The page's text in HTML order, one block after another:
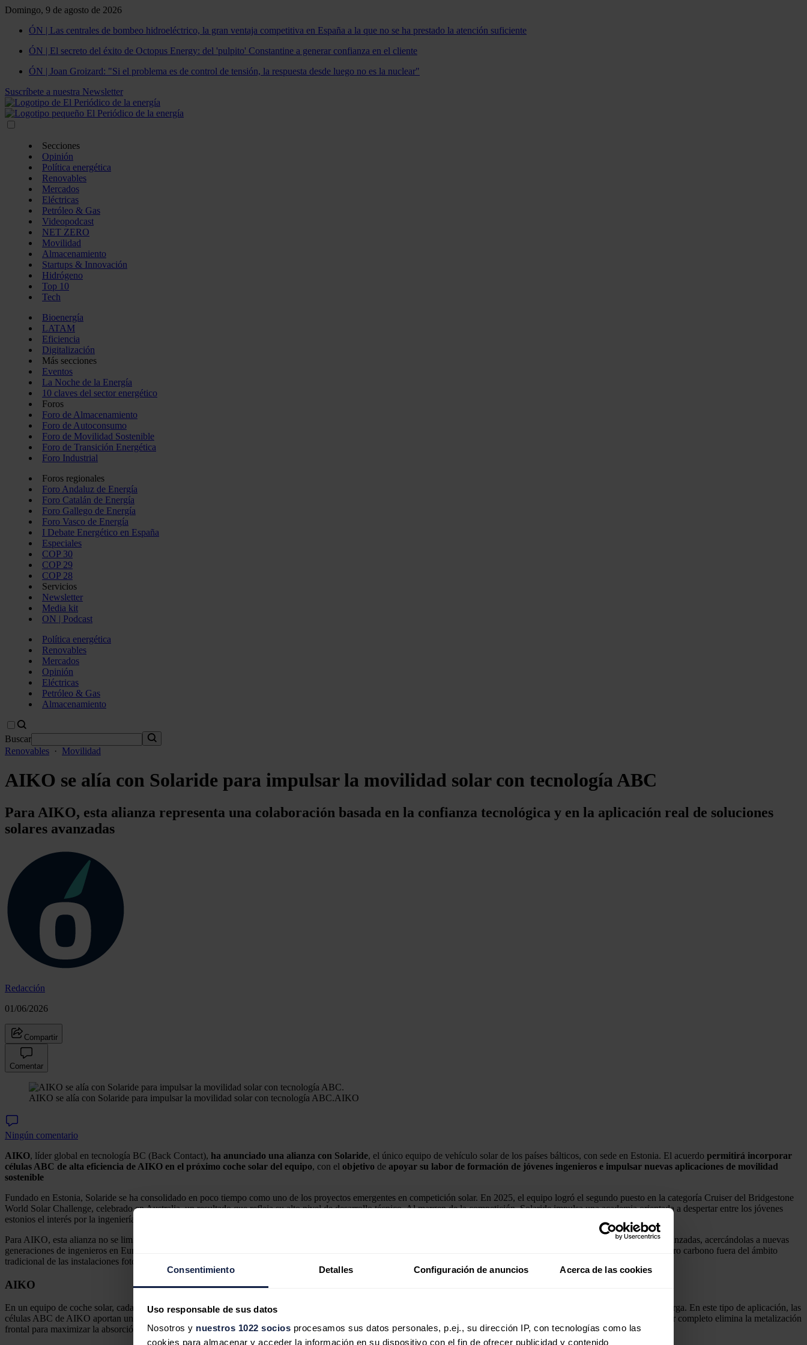
Consentimiento Detalles Configuración de anuncios Acerca de las cookies
Uso responsable de sus datos
Nosotros y nuestros 1022 socios procesamos sus datos personales, p.ej., su dirección IP, con tecnologías como las
cookies para almacenar y acceder la información en su dispositivo con el fin de ofrecer publicidad y contenido
Domingo, 9 de agosto de 2026
ÓN | Las centrales de bombeo hidroeléctrico, la gran ventaja competitiva en España a la que no se ha prestado la atención suficiente
ÓN | El secreto del éxito de Octopus Energy: del 'pulpito' Constantine a generar confianza en el cliente
ÓN | Joan Groizard: "Si el problema es de control de tensión, la respuesta desde luego no es la nuclear"
Suscríbete a nuestra Newsletter
Secciones
Opinión
Política energética
Renovables
Mercados
Eléctricas
Petróleo & Gas
Videopodcast
NET ZERO
Movilidad
Almacenamiento
Startups & Innovación
Hidrógeno
Top 10
Tech
Bioenergía
LATAM
Eficiencia
Digitalización
Más secciones
Eventos
La Noche de la Energía
10 claves del sector energético
Foros
Foro de Almacenamiento
Foro de Autoconsumo
Foro de Movilidad Sostenible
Foro de Transición Energética
Foro Industrial
Foros regionales
Foro Andaluz de Energía
Foro Catalán de Energía
Foro Gallego de Energía
Foro Vasco de Energía
I Debate Energético en España
Especiales
COP 30
COP 29
COP 28
Servicios
Newsletter
Media kit
ON | Podcast
Política energética
Renovables
Mercados
Opinión
Eléctricas
Petróleo & Gas
Almacenamiento
Buscar
Renovables · Movilidad
AIKO se alía con Solaride para impulsar la movilidad solar con tecnología ABC
Para AIKO, esta alianza representa una colaboración basada en la confianza tecnológica y en la aplicación real de soluciones
solares avanzadas
Redacción
01/06/2026
Compartir
Comentar
AIKO se alía con Solaride para impulsar la movilidad solar con tecnología ABC.AIKO
Ningún comentario
AIKO, líder global en tecnología BC (Back Contact), ha anunciado una alianza con Solaride, el único equipo de vehículo solar de los países bálticos, con sede en Estonia. El acuerdo permitirá incorporar
células ABC de alta eficiencia de AIKO en el próximo coche solar del equipo, con el objetivo de apoyar su labor de formación de jóvenes ingenieros e impulsar nuevas aplicaciones de movilidad
sostenible
Fundado en Estonia, Solaride se ha consolidado en poco tiempo como uno de los proyectos emergentes en competición solar. En 2025, el equipo logró el segundo puesto en la categoría Cruiser del Bridgestone
World Solar Challenge, celebrado en Australia, un resultado que refleja su alto nivel de desarrollo técnico. Al margen de la competición, Solaride impulsa una academia orientada a despertar entre los jóvenes
estonios el interés por la ingeniería y el emprendimiento.
Para AIKO, esta alianza no se limita al suministro de tecnología. Representa una colaboración basada en la confianza tecnológica y en la aplicación real de soluciones solares avanzadas, acercándolas a nuevas
generaciones de ingenieros en Europa. El apoyo a jóvenes talentos que trabajan en el futuro de la movilidad forma parte de la estrategia de AIKO para desarrollar aplicaciones cero carbono fuera del ámbito
tradicional de las instalaciones fotovoltaicas.
AIKO
En un equipo de coche solar, cada vatio cuenta. Estos vehículos trabajan en condiciones muy variables, con cambios de irradiación, vibraciones y ciclos rápidos de carga y descarga. En este tipo de aplicación, las
células ABC de AIKO aportan una ventaja técnica gracias a una de las mayores eficiencias de la industria y a un mejor coeficiente de temperatura. El diseño de contacto posterior completo elimina la metalización
frontal para maximizar la absorción de luz, mientras que la metalización sin plata reduce el riesgo de microfisuras y contribuye a la durabilidad a largo plazo.